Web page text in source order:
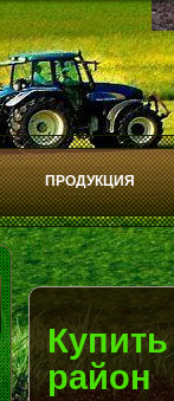
ПРОДУКЦИЯ
район